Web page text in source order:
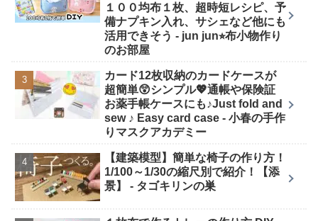
１００均布１枚、超時短レシピ、予
備ナプキン入れ、サシェなど他にも
活用できそう - jun jun⭐︎布小物作り
のお部屋
カード12枚収納のカードケースが
超簡単😲シンプル💖通帳や保険証
お薬手帳ケースにも♪Just fold and
sew ♪ Easy card case - 小春の手作
りマスクアカデミー
【建築模型】簡単な椅子の作り方！
1/100～1/30の縮尺別で紹介！【添
景】 - タゴキリンの巣